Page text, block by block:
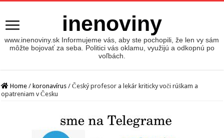
inenoviny
www.inenoviny.sk Informujeme vás, aby ste pochopili, že len vy sám
môžte bojovať za seba. Politici vás oklamu, využijú a odkopnú po
voľbách.
Home / koronavírus / Český profesor a lekár kriticky voči rúškam a
opatreniam v Česku